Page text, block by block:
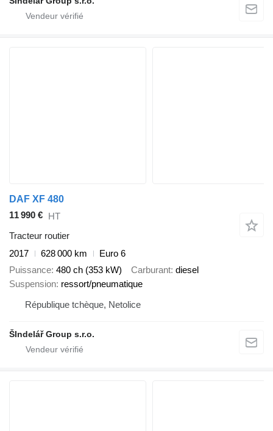
DAF XF 480
11 990 € HT
Tracteur routier
2017
628 000 km
Euro 6
Puissance 480 ch (353 kW) Carburant diesel
Suspension ressort/pneumatique
République tchèque, Netolice
ŠIndelář Group s.r.o.